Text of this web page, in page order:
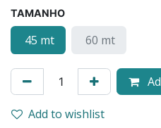
TAMANHO
45 mt 60 mt
Add to wishlist